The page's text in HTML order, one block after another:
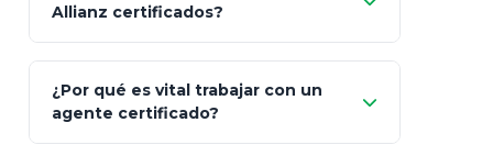
Allianz certificados?
Seguros y Fianzas (CNSF)
netWorth
¿Por qué es vital trabajar con un
agente certificado?